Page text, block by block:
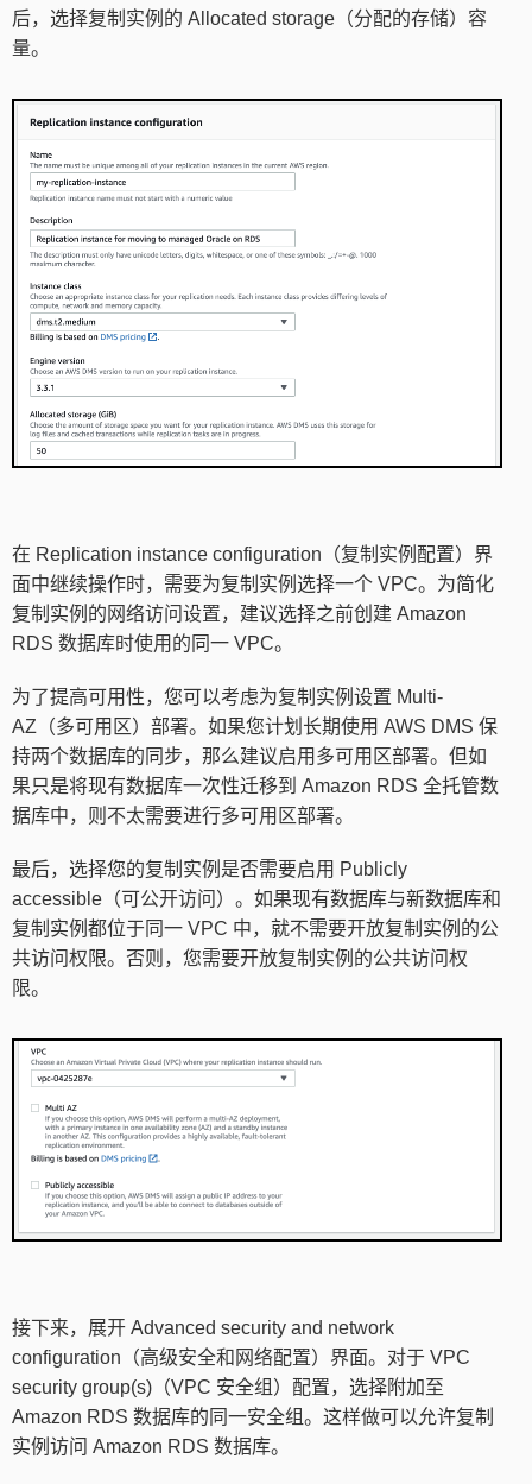
后，选择复制实例的 Allocated storage（分配的存储）容
量。
在 Replication instance configuration（复制实例配置）界
面中继续操作时，需要为复制实例选择一个 VPC。为简化
复制实例的网络访问设置，建议选择之前创建 Amazon
RDS 数据库时使用的同一 VPC。
为了提高可用性，您可以考虑为复制实例设置 Multi-
AZ（多可用区）部署。如果您计划长期使用 AWS DMS 保
持两个数据库的同步，那么建议启用多可用区部署。但如
果只是将现有数据库一次性迁移到 Amazon RDS 全托管数
据库中，则不太需要进行多可用区部署。
最后，选择您的复制实例是否需要启用 Publicly
accessible（可公开访问）。如果现有数据库与新数据库和
复制实例都位于同一 VPC 中，就不需要开放复制实例的公
共访问权限。否则，您需要开放复制实例的公共访问权
限。
接下来，展开 Advanced security and network
configuration（高级安全和网络配置）界面。对于 VPC
security group(s)（VPC 安全组）配置，选择附加至
Amazon RDS 数据库的同一安全组。这样做可以允许复制
实例访问 Amazon RDS 数据库。